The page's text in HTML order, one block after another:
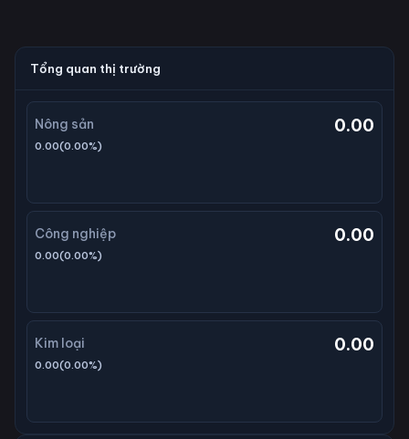
Tổng quan thị trường
Nông sản 0.00
0.00(0.00%)
Công nghiệp 0.00
0.00(0.00%)
Kim loại 0.00
0.00(0.00%)